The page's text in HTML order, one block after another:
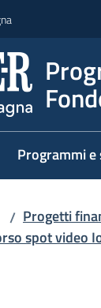
Programmi
/ Progetti
spot video